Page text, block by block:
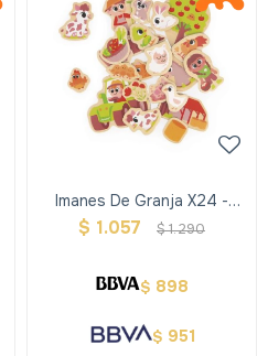
Imanes De Granja X24 -
Janod
$ 1.057 $1.290
$ 898
$ 951